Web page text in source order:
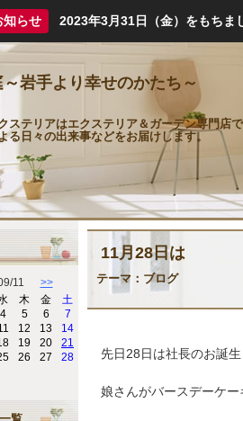
知らせ 2023年3月31日（金）をもちま
岩手より幸せのかたち～
ステリアはエクステリア＆ガーデン専門店
る日々の出来事などをお届けします。
11月28日は
テーマ： ブログ
先日28日は社長のお誕
娘さんがバースデーケ
11 >>
木 金
土
4 5 6
7
12 13
14
19 20
21
26 27
28